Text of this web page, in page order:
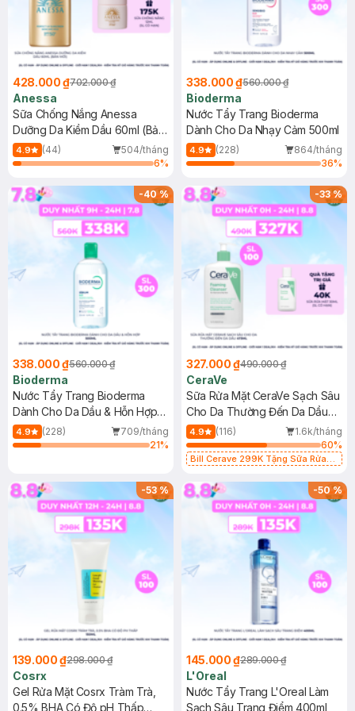
428.000 ₫702.000 ₫
Anessa
Sữa Chống Nắng Anessa
Dưỡng Da Kiềm Dầu 60ml (Bản
Mới)
4.9 (44)
504/tháng
6%
338.000 ₫560.000 ₫
Bioderma
Nước Tẩy Trang Bioderma
Dành Cho Da Nhạy Cảm 500ml
4.9 (228)
864/tháng
36%
-40%
338.000 ₫560.000 ₫
Bioderma
Nước Tẩy Trang Bioderma
Dành Cho Da Dầu & Hỗn Hợp
500ml
4.9 (228)
709/tháng
21%
-33%
327.000 ₫490.000 ₫
CeraVe
Sữa Rửa Mặt CeraVe Sạch Sâu
Cho Da Thường Đến Da Dầu
473ml
4.9 (116)
1.6k/tháng
60%
Bill Cerave 299K Tặng Sữa Rửa
-53%
139.000 ₫298.000 ₫
Cosrx
Gel Rửa Mặt Cosrx Tràm Trà,
0.5% BHA Có Độ pH Thấp
-50%
145.000 ₫289.000 ₫
L'Oreal
Nước Tẩy Trang L'Oreal Làm
Sạch Sâu Trang Điểm 400ml